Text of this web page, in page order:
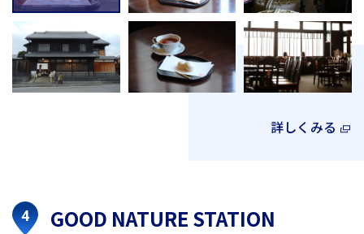
詳しくみる
GOOD NATURE STATION